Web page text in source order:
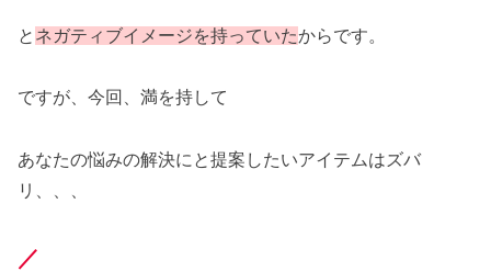
と ネガティブイメージを持っていたからです。
ですが、今回、満を持して
あなたの悩みの解決にと提案したいアイテムはズバ
リ、、、
／